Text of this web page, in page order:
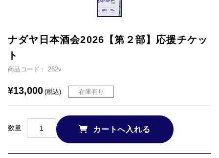
ナダヤ日本酒会2026【第２部】応援チケッ
ト
商品コード： 262v
¥13,000 (税込) 在庫有り
数量